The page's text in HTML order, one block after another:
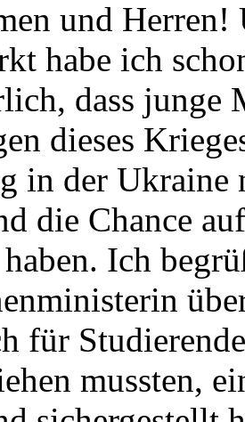
und Herren!
habe ich
dass junge
dieses
in der Ukraine
die Chance
Ich
für
mussten,